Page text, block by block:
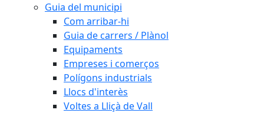
Guia del municipi
Com arribar-hi
Guia de carrers / Plànol
Equipaments
Empreses i comerços
Polígons industrials
Llocs d'interès
Voltes a Lliçà de Vall